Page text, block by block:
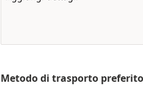
Metodo di trasporto preferito